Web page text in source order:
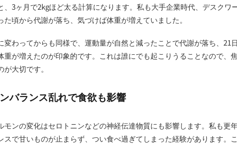
、3ヶ月で2kgほど太る計算になります。私も大手企業時代、デスクワ
た頃から代謝が落ち、気づけば体重が増えていました。
変わってからも同様で、運動量が自然と減ったことで代謝が落ち、21
重が増えたのが印象的です。これは誰にでも起こりうることなので、
大切です。
バランス乱れで食欲も影響
モンの変化はセロトニンなどの神経伝達物質にも影響します。私も更
スで甘いものが止まらず、つい食べ過ぎてしまった経験があります。